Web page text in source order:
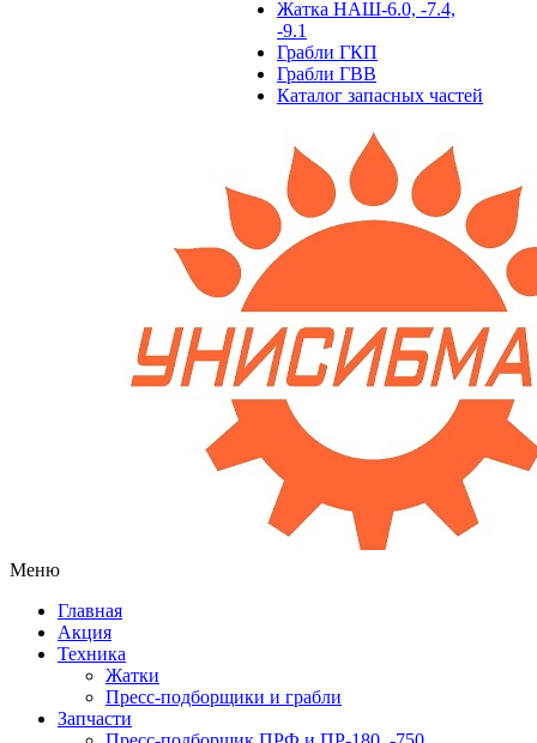
Жатка НАШ-6.0, -7.4,
-9.1
Грабли ГКП
Грабли ГВВ
Каталог запасных частей
Меню
Главная
Акция
Техника
Жатки
Пресс-подборщики и грабли
Запчасти